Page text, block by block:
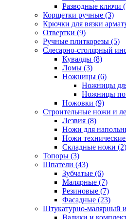
Разводные ключи
Корщетки ручные (3)
Крючки для вязки
Отвертки (9)
Ручные плиткорезы (5)
Слесарно-столярный
Кувалды (8)
Ломы (3)
Ножницы (6)
Ножницы
Ножницы по
Ножовки (9)
Строительные ножи и
Лезвия (8)
Ножи для
Ножи
Складные ножи (2)
Топоры (3)
Шпатели (43)
Зубчатые (6)
Малярные (7)
Резиновые (7)
Фасадные (23)
Штукатурно-малярный
Валики и